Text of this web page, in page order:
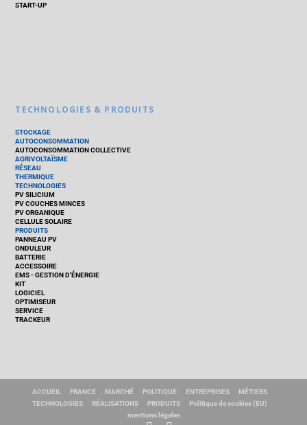
START-UP
TECHNOLOGIES & PRODUITS
STOCKAGE
AUTOCONSOMMATION
AUTOCONSOMMATION COLLECTIVE
AGRIVOLTAÏSME
RÉSEAU
THERMIQUE
TECHNOLOGIES
PV SILICIUM
PV COUCHES MINCES
PV ORGANIQUE
CELLULE SOLAIRE
PRODUITS
PANNEAU PV
ONDULEUR
BATTERIE
ACCESSOIRE
EMS - GESTION D'ÉNERGIE
KIT
LOGICIEL
OPTIMISEUR
SERVICE
TRACKEUR
ACCUEIL FRANCE MARCHÉ POLITIQUE ENTREPRISES
MÉTIERS
TECHNOLOGIES
RÉALISATIONS PRODUITS
Politique de cookies (EU)
mentions légales